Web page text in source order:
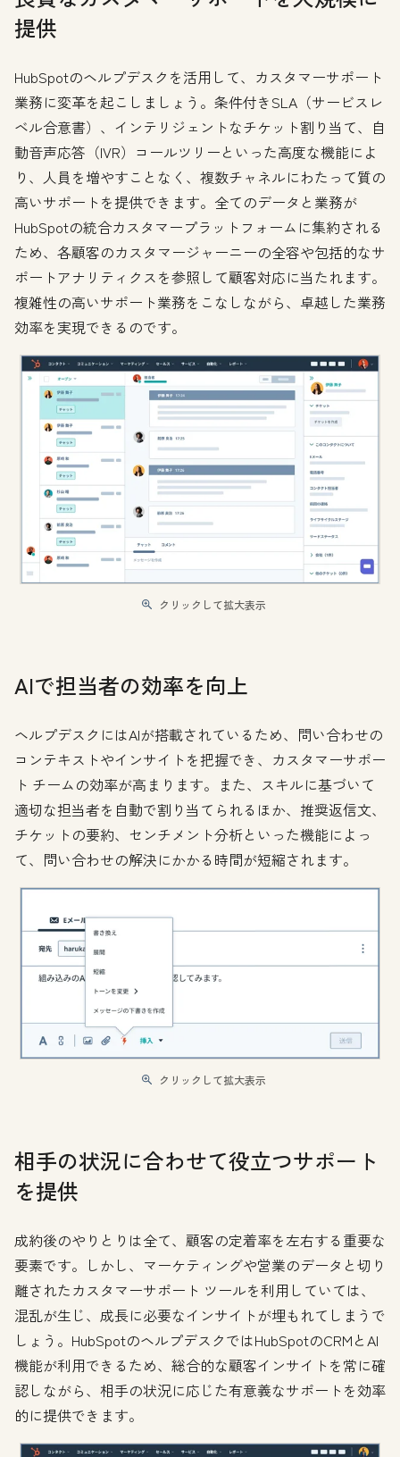
提供
HubSpotのヘルプデスクを活用して、カスタマーサポート
業務に変革を起こしましょう。条件付きSLA（サービスレ
ベル合意書）、インテリジェントなチケット割り当て、自
動音声応答（IVR）コールツリーといった高度な機能によ
り、人員を増やすことなく、複数チャネルにわたって質の
高いサポートを提供できます。全てのデータと業務が
HubSpotの統合カスタマープラットフォームに集約される
ため、各顧客のカスタマージャーニーの全容や包括的なサ
ポートアナリティクスを参照して顧客対応に当たれます。
複雑性の高いサポート業務をこなしながら、卓越した業務
効率を実現できるのです。
クリックして拡大表示
AIで担当者の効率を向上
ヘルプデスクにはAIが搭載されているため、問い合わせの
コンテキストやインサイトを把握でき、カスタマーサポー
ト チームの効率が高まります。また、スキルに基づいて
適切な担当者を自動で割り当てられるほか、推奨返信文、
チケットの要約、センチメント分析といった機能によっ
て、問い合わせの解決にかかる時間が短縮されます。
クリックして拡大表示
相手の状況に合わせて役立つサポート
を提供
成約後のやりとりは全て、顧客の定着率を左右する重要な
要素です。しかし、マーケティングや営業のデータと切り
離されたカスタマーサポート ツールを利用していては、
混乱が生じ、成長に必要なインサイトが埋もれてしまうで
しょう。HubSpotのヘルプデスクではHubSpotのCRMとAI
機能が利用できるため、総合的な顧客インサイトを常に確
認しながら、相手の状況に応じた有意義なサポートを効率
的に提供できます。